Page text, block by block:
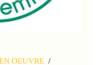
OEUVRE /